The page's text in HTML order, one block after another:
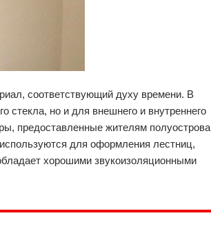
соответствующий духу времени. В
стекла, но и для внешнего и внутреннего
предоставленные жителям полуострова
для оформления лестниц,
хорошими звукоизоляционными